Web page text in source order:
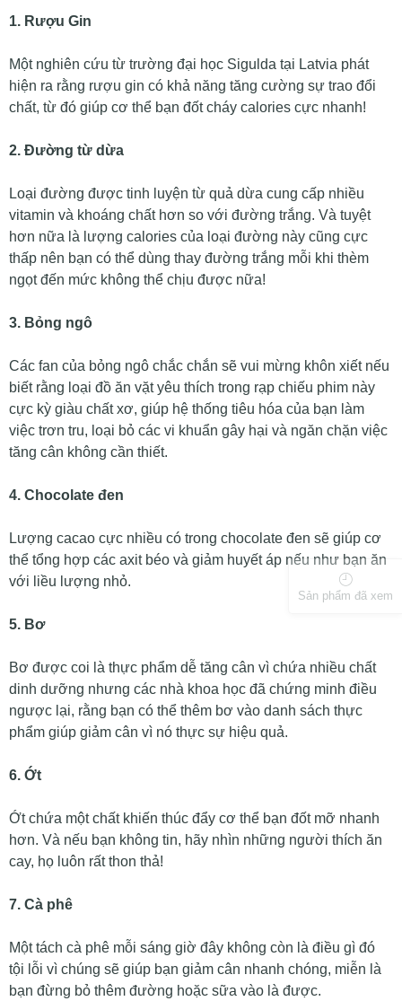
1. Rượu Gin
Một nghiên cứu từ trường đại học Sigulda tại Latvia phát
hiện ra rằng rượu gin có khả năng tăng cường sự trao đổi
chất, từ đó giúp cơ thể bạn đốt cháy calories cực nhanh!
2. Đường từ dừa
Loại đường được tinh luyện từ quả dừa cung cấp nhiều
vitamin và khoáng chất hơn so với đường trắng. Và tuyệt
hơn nữa là lượng calories của loại đường này cũng cực
thấp nên bạn có thể dùng thay đường trắng mỗi khi thèm
ngọt đến mức không thể chịu được nữa!
3. Bỏng ngô
Các fan của bỏng ngô chắc chắn sẽ vui mừng khôn xiết nếu
biết rằng loại đồ ăn vặt yêu thích trong rạp chiếu phim này
cực kỳ giàu chất xơ, giúp hệ thống tiêu hóa của bạn làm
việc trơn tru, loại bỏ các vi khuẩn gây hại và ngăn chặn việc
tăng cân không cần thiết.
4. Chocolate đen
Lượng cacao cực nhiều có trong chocolate đen sẽ giúp cơ
thể tổng hợp các axit béo và giảm huyết áp nếu như bạn ăn
với liều lượng nhỏ.
5. Bơ
Bơ được coi là thực phẩm dễ tăng cân vì chứa nhiều chất
dinh dưỡng nhưng các nhà khoa học đã chứng minh điều
ngược lại, rằng bạn có thể thêm bơ vào danh sách thực
phẩm giúp giảm cân vì nó thực sự hiệu quả.
6. Ớt
Ớt chứa một chất khiến thúc đẩy cơ thể bạn đốt mỡ nhanh
hơn. Và nếu bạn không tin, hãy nhìn những người thích ăn
cay, họ luôn rất thon thả!
7. Cà phê
Một tách cà phê mỗi sáng giờ đây không còn là điều gì đó
tội lỗi vì chúng sẽ giúp bạn giảm cân nhanh chóng, miễn là
bạn đừng bỏ thêm đường hoặc sữa vào là được.
Sản phẩm đã xem